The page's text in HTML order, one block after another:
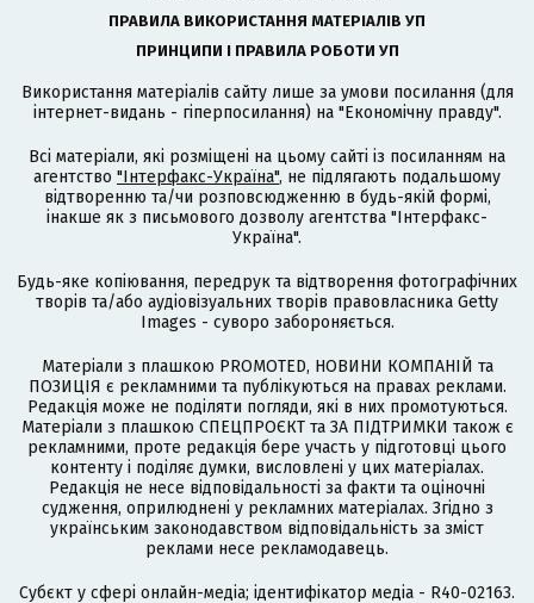
ПРАВИЛА ВИКОРИСТАННЯ МАТЕРІАЛІВ УП
ПРИНЦИПИ І ПРАВИЛА РОБОТИ УП
Використання матеріалів сайту лише за умови посилання (для
інтернет-видань - гіперпосилання) на "Економічну правду".
Всі матеріали, які розміщені на цьому сайті із посиланням на
агентство "Інтерфакс-Україна", не підлягають подальшому
відтворенню та/чи розповсюдженню в будь-якій формі,
інакше як з письмового дозволу агентства "Інтерфакс-
Україна".
Будь-яке копіювання, передрук та відтворення фотографічних
творів та/або аудіовізуальних творів правовласника Getty
Images - суворо забороняється.
Матеріали з плашкою PROMOTED, НОВИНИ КОМПАНІЙ та
ПОЗИЦІЯ є рекламними та публікуються на правах реклами.
Редакція може не поділяти погляди, які в них промотуються.
Матеріали з плашкою СПЕЦПРОЄКТ та ЗА ПІДТРИМКИ також є
рекламними, проте редакція бере участь у підготовці цього
контенту і поділяє думки, висловлені у цих матеріалах.
Редакція не несе відповідальності за факти та оціночні
судження, оприлюднені у рекламних матеріалах. Згідно з
українським законодавством відповідальність за зміст
реклами несе рекламодавець.
Cубєкт у сфері онлайн-медіа; ідентифікатор медіа - R40-02163.